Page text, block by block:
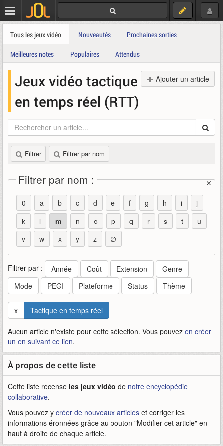
Tous les jeux vidéo Nouveautés Prochaines sorties
Meilleures notes Populaires Attendus
Ajouter un article
Jeux vidéo tactique
en temps réel (RTT)
Filtrer Filtrer par nom
Filtrer par nom :
0 a b c d e f g h i
j
k
l m n o p q r s t
u
v
w x y z ∅
Filtrer par : Année Coût Extension
Genre
Mode
PEGI Plateforme Status Thème
x Tactique en temps réel
Aucun article n'existe pour cette sélection. Vous pouvez en créer
un en suivant ce lien.
À propos de cette liste
Cette liste recense les jeux vidéo de notre encyclopédie
collaborative.
Vous pouvez y créer de nouveaux articles et corriger les
informations éronnées grâce au bouton "Modifier cet article" en
haut à droite de chaque article.